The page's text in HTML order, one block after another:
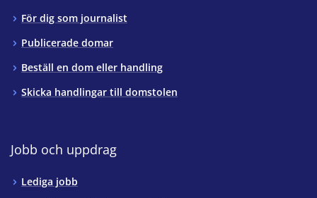
För dig som journalist
Publicerade domar
Beställ en dom eller handling
Skicka handlingar till domstolen
Jobb och uppdrag
Lediga jobb